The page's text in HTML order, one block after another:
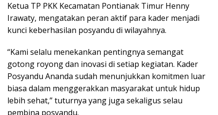
Ketua TP PKK Kecamatan Pontianak Timur Henny
Irawaty, mengatakan peran aktif para kader menjadi
kunci keberhasilan posyandu di wilayahnya.
“Kami selalu menekankan pentingnya semangat
gotong royong dan inovasi di setiap kegiatan. Kader
Posyandu Ananda sudah menunjukkan komitmen luar
biasa dalam menggerakkan masyarakat untuk hidup
lebih sehat,” tuturnya yang juga sekaligus selau
pembina posyandu.